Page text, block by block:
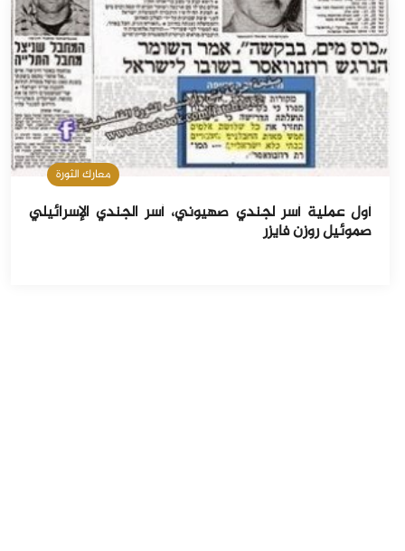
معارك الثورة
أول عملية أسر لجندي صهيوني، أسر الجندي الإسرائيلي
صموئيل روزن فايزر